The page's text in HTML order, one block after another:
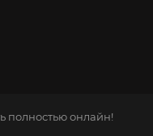
полностью онлайн!